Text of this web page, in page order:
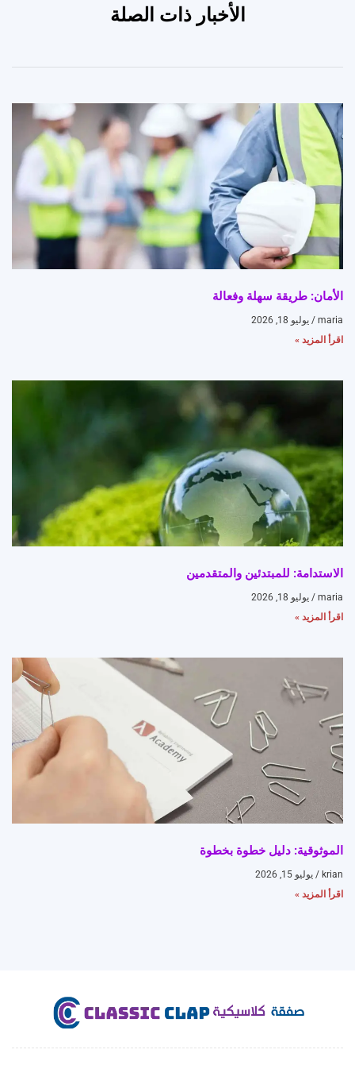
الأخبار ذات الصلة
الأمان: طريقة سهلة وفعالة
maria
يوليو 18, 2026
اقرأ المزيد »
الاستدامة: للمبتدئين والمتقدمين
maria
يوليو 18, 2026
اقرأ المزيد »
الموثوقية: دليل خطوة بخطوة
krian
يوليو 15, 2026
اقرأ المزيد »